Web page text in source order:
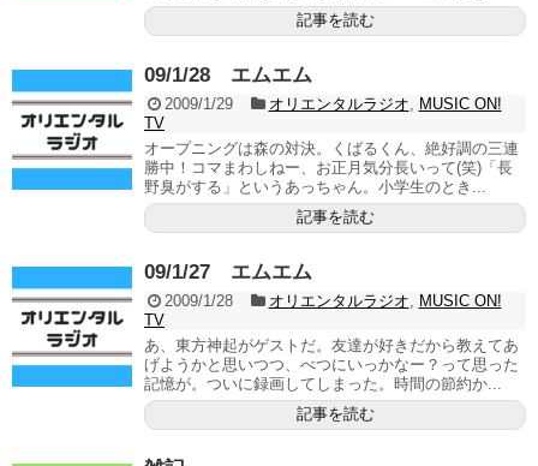
記事を読む
09/1/28 エムエム
2009/1/29 オリエンタルラジオ
MUSIC ON!
TV
オープニングは森の対決。くばるくん、絶好調の三連
勝中！コマまわしねー、お正月気分長いって(笑)「長
野臭がする」というあっちゃん。小学生のとき...
記事を読む
09/1/27 エムエム
2009/1/28 オリエンタルラジオ
MUSIC ON!
TV
あ、東方神起がゲストだ。友達が好きだから教えてあ
げようかと思いつつ、べつにいっかなー？って思った
記憶が。ついに録画してしまった。時間の節約か...
記事を読む